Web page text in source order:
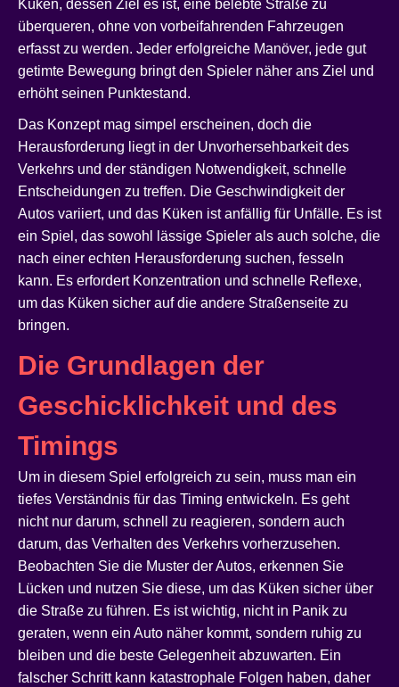
Küken, dessen Ziel es ist, eine belebte Straße zu
überqueren, ohne von vorbeifahrenden Fahrzeugen
erfasst zu werden. Jeder erfolgreiche Manöver, jede gut
getimte Bewegung bringt den Spieler näher ans Ziel und
erhöht seinen Punktestand.
Das Konzept mag simpel erscheinen, doch die
Herausforderung liegt in der Unvorhersehbarkeit des
Verkehrs und der ständigen Notwendigkeit, schnelle
Entscheidungen zu treffen. Die Geschwindigkeit der
Autos variiert, und das Küken ist anfällig für Unfälle. Es ist
ein Spiel, das sowohl lässige Spieler als auch solche, die
nach einer echten Herausforderung suchen, fesseln
kann. Es erfordert Konzentration und schnelle Reflexe,
um das Küken sicher auf die andere Straßenseite zu
bringen.
Die Grundlagen der
Geschicklichkeit und des
Timings
Um in diesem Spiel erfolgreich zu sein, muss man ein
tiefes Verständnis für das Timing entwickeln. Es geht
nicht nur darum, schnell zu reagieren, sondern auch
darum, das Verhalten des Verkehrs vorherzusehen.
Beobachten Sie die Muster der Autos, erkennen Sie
Lücken und nutzen Sie diese, um das Küken sicher über
die Straße zu führen. Es ist wichtig, nicht in Panik zu
geraten, wenn ein Auto näher kommt, sondern ruhig zu
bleiben und die beste Gelegenheit abzuwarten. Ein
falscher Schritt kann katastrophale Folgen haben, daher